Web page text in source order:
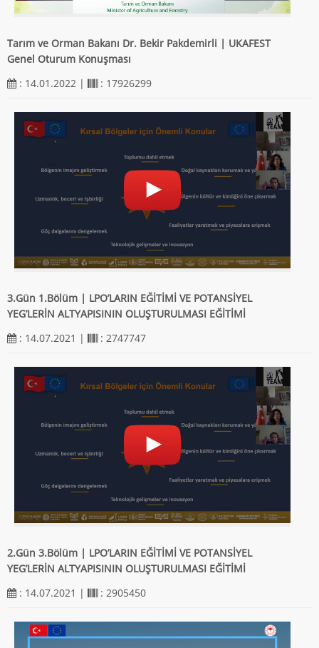
Tarım ve Orman Bakanı Dr. Bekir Pakdemirli | UKAFEST
Genel Oturum Konuşması
: 14.01.2022 |
: 17926299
3.Gün 1.Bölüm | LPO’LARIN EĞİTİMİ VE POTANSİYEL
YEG’LERİN ALTYAPISININ OLUŞTURULMASI EĞİTİMİ
: 14.07.2021 |
: 2747747
2.Gün 3.Bölüm | LPO’LARIN EĞİTİMİ VE POTANSİYEL
YEG’LERİN ALTYAPISININ OLUŞTURULMASI EĞİTİMİ
: 14.07.2021 |
: 2905450